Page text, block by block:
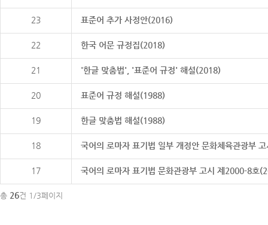
23 표준어 추가 사정안(2016)
22 한국 어문 규정집(2018)
21 '한글 맞춤법', '표준어 규정' 해설(2018)
20 표준어 규정 해설(1988)
19 한글 맞춤법 해설(1988)
18 국어의 로마자 표기법 일부 개정안 문화체육관광부
17 국어의 로마자 표기법 문화관광부 고시 제2000-8호
총 26건 1/3페이지